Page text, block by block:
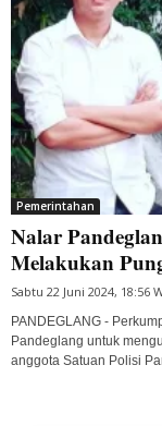
Pemerintahan
Nalar
Melakukan
Sabtu 22 Juni 2024, 18:56
PANDEGLANG -
Pandeglang untuk
anggota Satuan Polisi